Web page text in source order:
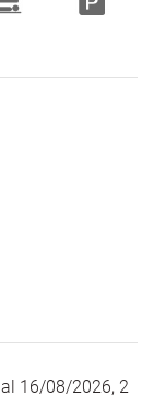
16/08/2026, 2